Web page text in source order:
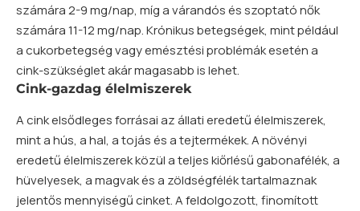
számára 2-9 mg/nap, míg a várandós és szoptató nők
számára 11-12 mg/nap. Krónikus betegségek, mint például
a cukorbetegség vagy emésztési problémák esetén a
cink-szükséglet akár magasabb is lehet.
Cink-gazdag élelmiszerek
A cink elsődleges forrásai az állati eredetű élelmiszerek,
mint a hús, a hal, a tojás és a tejtermékek. A növényi
eredetű élelmiszerek közül a teljes kiőrlésű gabonafélék, a
hüvelyesek, a magvak és a zöldségfélék tartalmaznak
jelentős mennyiségű cinket. A feldolgozott, finomított